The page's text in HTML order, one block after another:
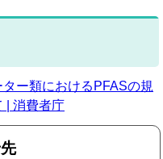
ター類におけるPFASの規
| 消費者庁